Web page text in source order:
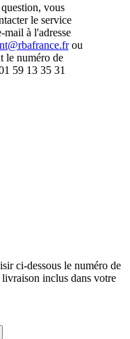
vous
le service
mail à l'adresse
ou
le numéro de
59 13 35 31
ci-dessous le numéro de
inclus dans votre